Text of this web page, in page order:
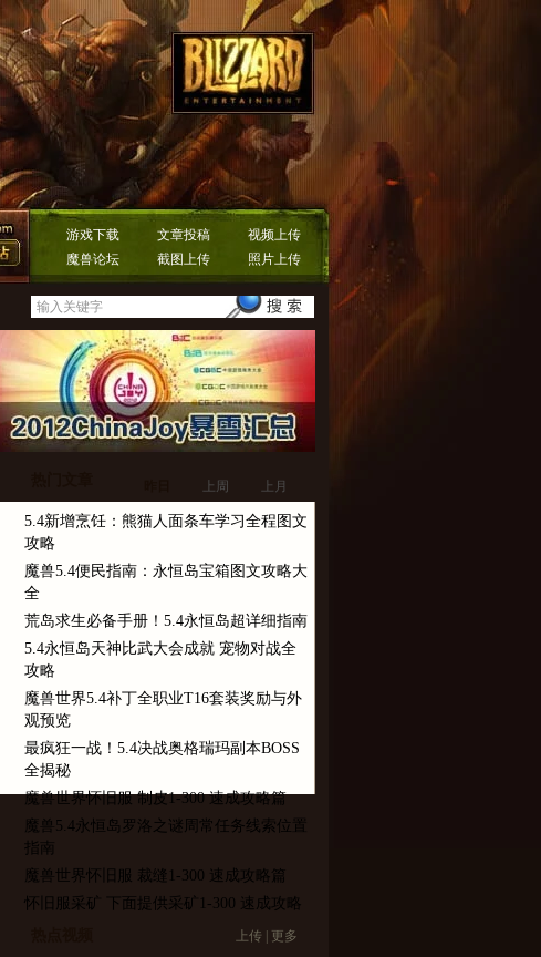
游戏下载 文章投稿
视频上传
魔兽论坛
截图上传 照片上传
上周 上月
5.4新增烹饪：熊猫人面条车学习全程图文
攻略
魔兽5.4便民指南：永恒岛宝箱图文攻略大
全
荒岛求生必备手册！5.4永恒岛超详细指南
5.4永恒岛天神比武大会成就 宠物对战全
攻略
魔兽世界5.4补丁全职业T16套装奖励与外
观预览
最疯狂一战！5.4决战奥格瑞玛副本BOSS
全揭秘
魔兽世界怀旧服 制皮1-300 速成攻略篇
魔兽5.4永恒岛罗洛之谜周常任务线索位置
指南
魔兽世界怀旧服 裁缝1-300 速成攻略篇
怀旧服采矿 下面提供采矿1-300 速成攻略
上传 更多